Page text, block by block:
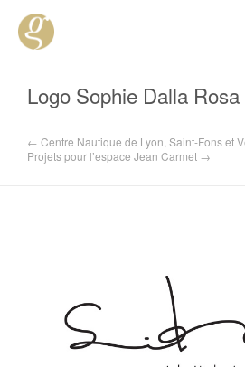
Logo Sophie Dalla Rosa
← Centre Nautique de Lyon, Saint-Fons et
Projets pour l’espace Jean Carmet →